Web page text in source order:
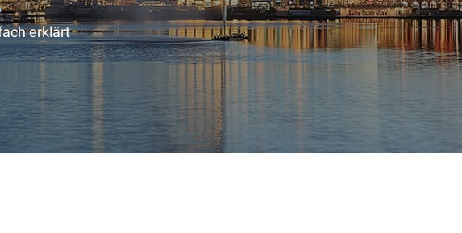
erklärt